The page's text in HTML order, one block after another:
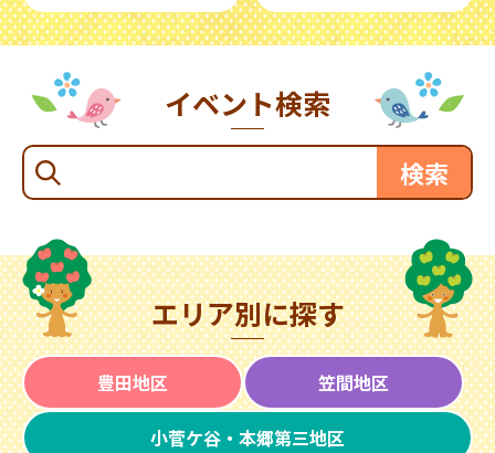
イベント検索
エリア別に探す
豊田地区 笠間地区
小菅ケ谷・本郷第三地区